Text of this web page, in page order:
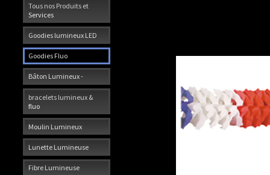
Tous nos Produits et
Services
Goodies lumineux LED
Goodies Fluo
Bâton Lumineux -
bracelets lumineux &
fluo
Moulin Lumineux
Lunette Lumineuse
Fibre Lumineuse